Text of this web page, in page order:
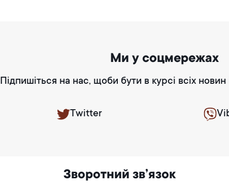
Ми у соцмережах
Підпишіться на нас, щоби бути в курсі всіх новин
Twitter
Зворотний зв’язок